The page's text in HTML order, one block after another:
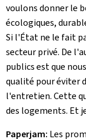
voulons donner le
écologiques,
Si l'État ne le fait
secteur privé. De
publics est que
qualité pour éviter
l'entretien. Cette
des logements. Et
Paperjam: Les